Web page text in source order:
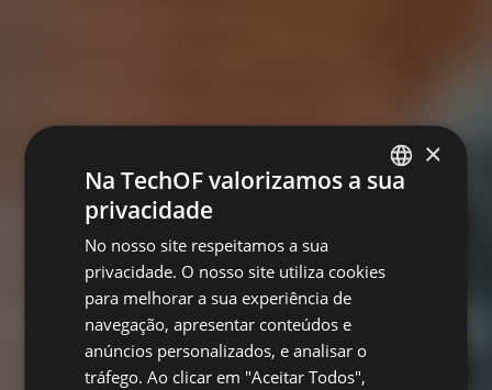
×
Na TechOF valorizamos a sua
privacidade
No nosso site respeitamos a sua
privacidade. O nosso site utiliza cookies
para melhorar a sua experiência de
navegação, apresentar conteúdos e
anúncios personalizados, e analisar o
tráfego. Ao clicar em "Aceitar Todos",